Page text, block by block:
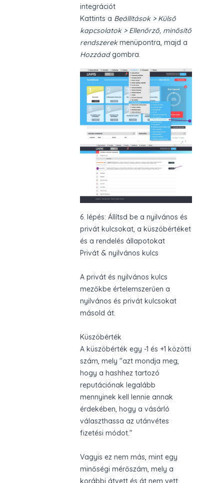
integrációt
Kattints a Beállítások > Külső
kapcsolatok > Ellenőrző, minősítő
rendszerekmenüpontra, majd a
Hozzáadgombra.
6. lépés: Állítsd be a nyilvános és
privát kulcsokat, a küszöbértéket
és a rendelés állapotokat
Privát & nyilvános kulcs
A privát és nyilvános kulcs
mezőkbe értelemszerűen a
nyilvános és privát kulcsokat
másold át.
Küszöbérték
A küszöbérték egy -1 és +1 közötti
szám, mely "azt mondja meg,
hogy a hashhez tartozó
reputációnak legalább
mennyinek kell lennie annak
érdekében, hogy a vásárló
választhassa az utánvétes
fizetési módot."
Vagyis ez nem más, mint egy
minőségi mérőszám, mely a
korábbi átvett és át nem vett